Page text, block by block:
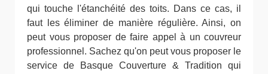
qui touche l'étanchéité des toits. Dans ce cas, il
faut les éliminer de manière régulière. Ainsi, on
peut vous proposer de faire appel à un couvreur
professionnel. Sachez qu'on peut vous proposer le
service de Basque Couverture & Tradition qui